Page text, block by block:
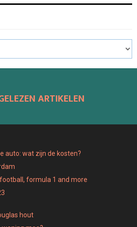
ARTIKELEN
auto: wat zijn de kosten?
formula 1 and more
hout